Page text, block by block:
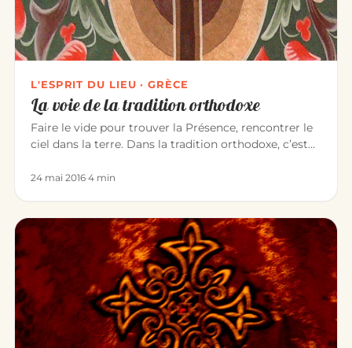
L'ESPRIT DU LIEU · GRÈCE
La voie de la tradition orthodoxe
Faire le vide pour trouver la Présence, rencontrer le
ciel dans la terre. Dans la tradition orthodoxe, c’est
24 mai 2016·4 min